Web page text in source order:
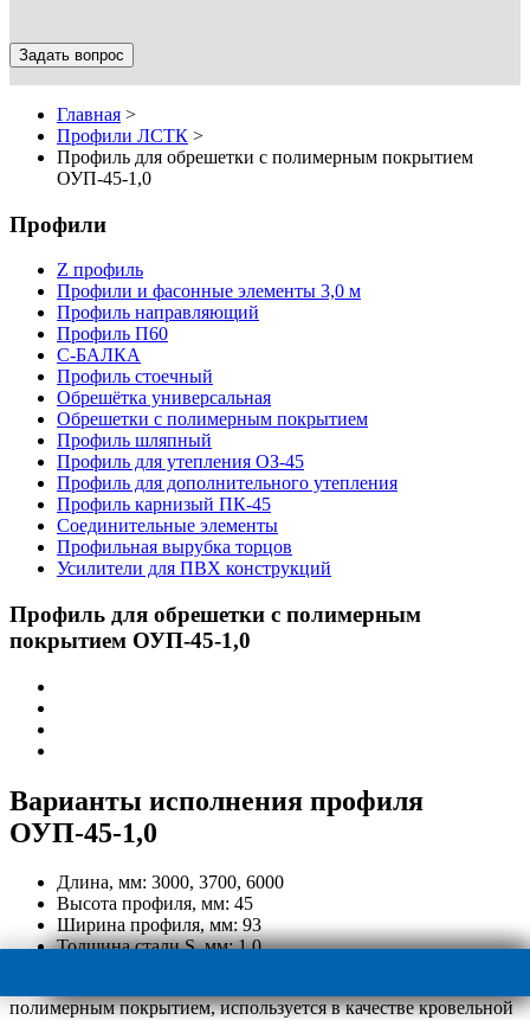
Задать вопрос
Главная >
Профили ЛСТК >
Профиль для обрешетки с полимерным покрытием
ОУП-45-1,0
Профили
Z профиль
Профили и фасонные элементы 3,0 м
Профиль направляющий
Профиль П60
С-БАЛКА
Профиль стоечный
Обрешётка универсальная
Обрешетки с полимерным покрытием
Профиль шляпный
Профиль для утепления ОЗ-45
Профиль для дополнительного утепления
Профиль карнизый ПК-45
Соединительные элементы
Профильная вырубка торцов
Усилители для ПВХ конструкций
Профиль для обрешетки с полимерным
покрытием ОУП-45-1,0
Варианты исполнения профиля
ОУП-45-1,0
Длина, мм: 3000, 3700, 6000
Высота профиля, мм: 45
Ширина профиля, мм: 93
Толщина стали S, мм: 1,0
полимерным покрытием, используется в качестве кровельной